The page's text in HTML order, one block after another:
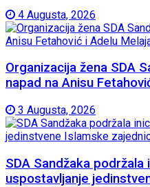
4 Augusta, 2026
Organizacija žena SDA
napad na Anisu
3 Augusta, 2026
SDA Sandžaka podržala
uspostavljanje